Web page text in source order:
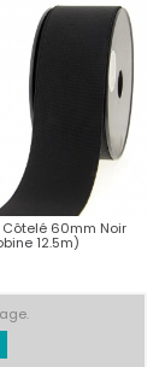
60mm Noir
12.5m)